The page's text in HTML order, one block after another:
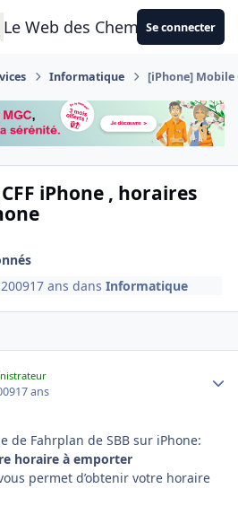
Le Web des CheminotsSe connecter
Informatique [iPhone] Mobile
iPhone , horaires
17 ans dansInformatique
17 ans
de Fahrplan de SBB sur iPhone:
horaire à emporter
permet d’obtenir votre horaire